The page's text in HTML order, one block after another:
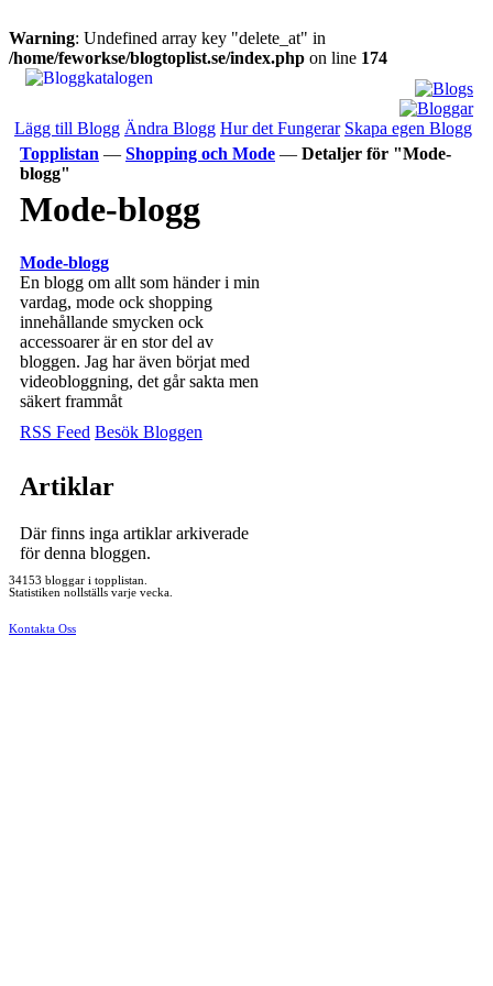
Warning: Undefined array key "delete_at" in
/home/feworkse/blogtoplist.se/index.php on line 174
Lägg till Blogg Ändra Blogg Hur det Fungerar Skapa egen Blogg
Topplistan — Shopping och Mode — Detaljer för "Mode-
blogg"
Mode-blogg
Mode-blogg
En blogg om allt som händer i min
vardag, mode ock shopping
innehållande smycken ock
accessoarer är en stor del av
bloggen. Jag har även börjat med
videobloggning, det går sakta men
säkert frammåt
RSS Feed Besök Bloggen
Artiklar
Där finns inga artiklar arkiverade
för denna bloggen.
34153 bloggar i topplistan.
Statistiken nollställs varje vecka.
Kontakta Oss